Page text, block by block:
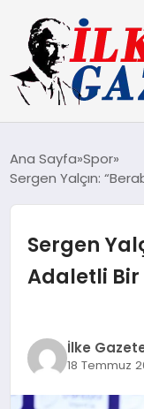
TEKNOLOJI
SPOR
SAĞLIK
EKONOMI
Ana Sayfa Spor
Sergen Yalçın:
Sergen
Adaletli Bir
İlke
18 Temmuz